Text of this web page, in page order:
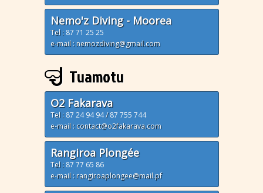
Nemo'z Diving - Moorea
Tel : 87 71 25 25
e-mail : nemozdiving@gmail.com
Tuamotu
O2 Fakarava
Tel : 87 24 94 94/87 755 744
e-mail : contact@o2fakarava.com
Rangiroa Plongée
Tel : 87 77 65 86
e-mail : rangiroaplongee@mail.pf